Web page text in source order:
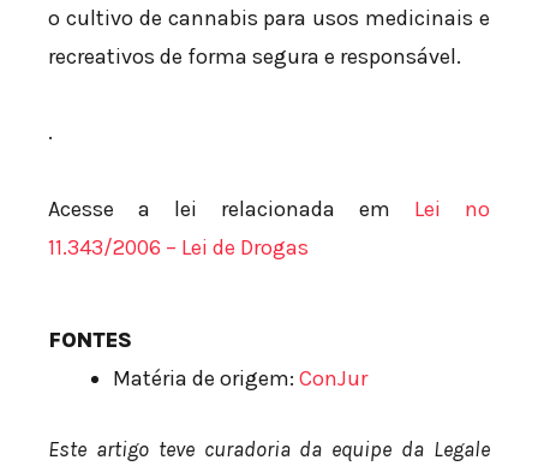
o cultivo de cannabis para usos medicinais e
recreativos de forma segura e responsável.
.
Acesse a lei relacionada em Lei nº
11.343/2006 – Lei de Drogas
FONTES
Matéria de origem: ConJur
Este artigo teve curadoria da equipe da Legale